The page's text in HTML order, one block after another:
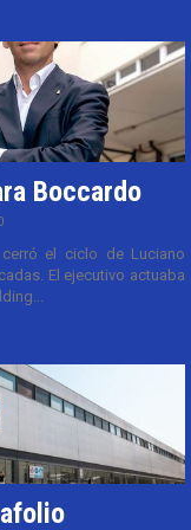
Boccardo
el ciclo de Luciano
El ejecutivo actuaba